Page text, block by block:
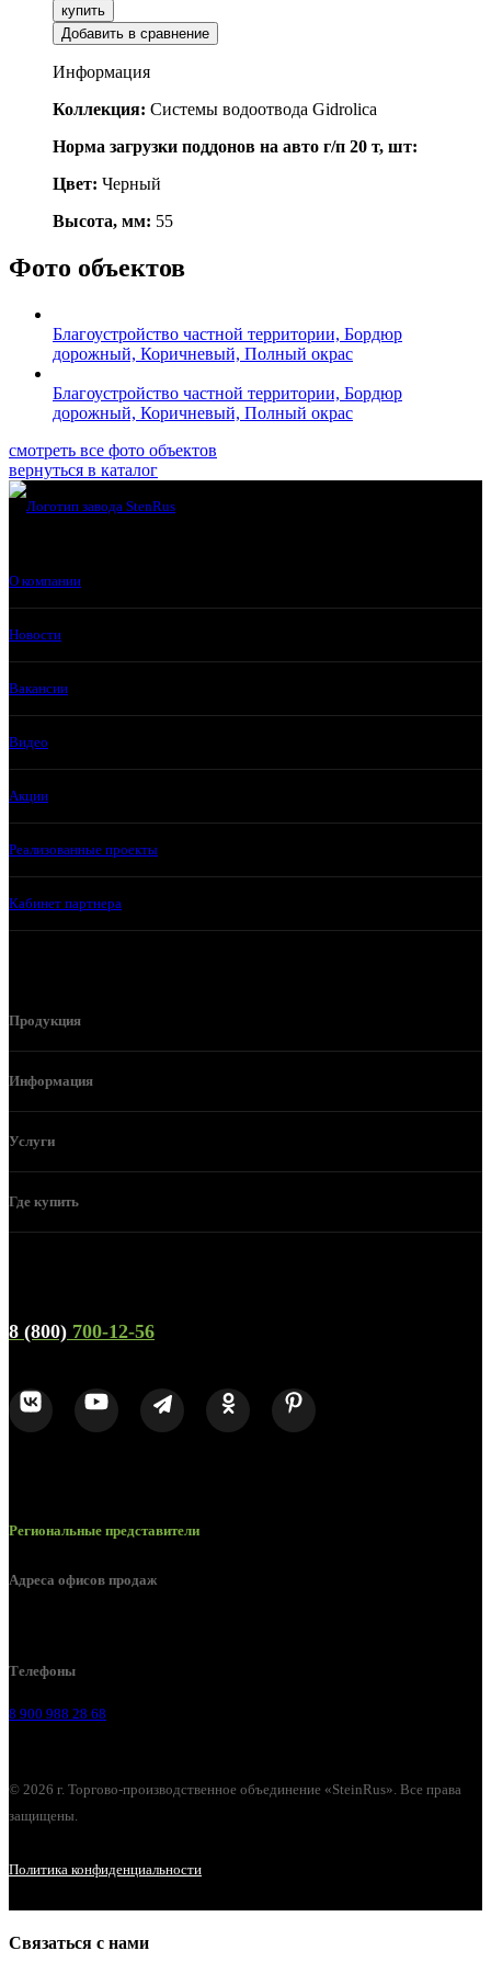
купить
Добавить в сравнение
Информация
Коллекция: Системы водоотвода Gidrolica
Норма загрузки поддонов на авто г/п 20 т, шт:
Цвет: Черный
Высота, мм: 55
Фото объектов
Благоустройство частной территории, Бордюр
дорожный, Коричневый, Полный окрас
Благоустройство частной территории, Бордюр
дорожный, Коричневый, Полный окрас
смотреть все фото объектов
вернуться в каталог
О компании
Новости
Вакансии
Видео
Акции
Реализованные проекты
Кабинет партнера
Продукция
Информация
Услуги
Где купить
8 (800) 700-12-56
Региональные представители
Адреса офисов продаж
Телефоны
8 900 988 28 68
© 2026 г. Торгово-производственное объединение «SteinRus». Все права
защищены.
Политика конфиденциальности
Связаться с нами